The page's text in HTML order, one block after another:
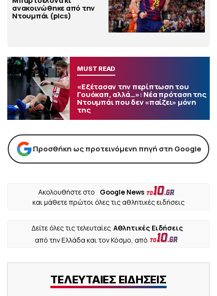
ανακοινώθηκε από την
Ντουμπάι (pics)
MUST READ
«Εξέτασαν την περίπτωση του
Γουόκαπ, αλλά…»: Νέα πρόταση της
Ντουμπάι που δεν «παίζει» μόνη
της
Προσθήκη ως προτεινόμενη πηγή στη Google
Ακολουθήστε στο
Google News
και μάθετε πρώτοι όλες τις αθλητικές ειδήσεις
Δείτε όλες τις τελευταίες Αθλητικές Ειδήσεις
από την Ελλάδα και τον Κόσμο, από
ΤΕΛΕΥΤΑΙΕΣ ΕΙΔΗΣΕΙΣ